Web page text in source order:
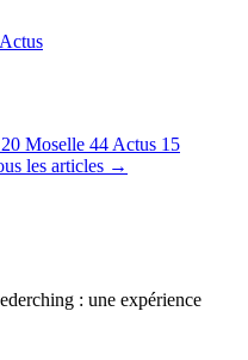
Actus
20 Moselle 44 Actus 15
les articles →
: une expérience